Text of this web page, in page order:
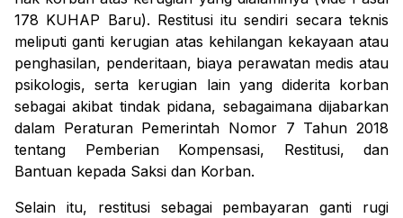
178 KUHAP Baru). Restitusi itu sendiri secara teknis
meliputi ganti kerugian atas kehilangan kekayaan atau
penghasilan, penderitaan, biaya perawatan medis atau
psikologis, serta kerugian lain yang diderita korban
sebagai akibat tindak pidana, sebagaimana dijabarkan
dalam Peraturan Pemerintah Nomor 7 Tahun 2018
tentang Pemberian Kompensasi, Restitusi, dan
Bantuan kepada Saksi dan Korban.
Selain itu, restitusi sebagai pembayaran ganti rugi